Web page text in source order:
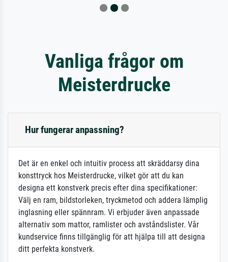
Vanliga frågor om
Meisterdrucke
Hur fungerar anpassning?
Det är en enkel och intuitiv process att skräddarsy dina
konsttryck hos Meisterdrucke, vilket gör att du kan
designa ett konstverk precis efter dina specifikationer:
Välj en ram, bildstorleken, tryckmetod och addera lämplig
inglasning eller spännram. Vi erbjuder även anpassade
alternativ som mattor, ramlister och avståndslister. Vår
kundservice finns tillgänglig för att hjälpa till att designa
ditt perfekta konstverk.